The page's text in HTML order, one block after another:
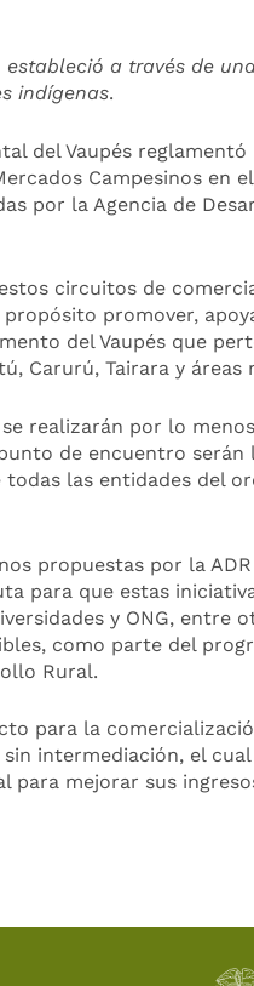
a través de
indígenas.
del Vaupés
Campesinos en
por la Agencia de
circuitos de
promover,
del Vaupés que
Carurú, Tairara y áreas
realizarán por lo
de encuentro
las entidades del
propuestas por la
para que estas
y ONG, entre
como parte del
Rural.
para la
intermediación, el
mejorar sus